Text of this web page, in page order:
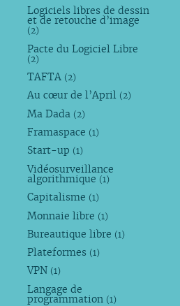
Logiciels libres de dessin
et de retouche d’image
(2)
Pacte du Logiciel Libre
(2)
TAFTA (2)
Au cœur de l’April (2)
Ma Dada (2)
Framaspace (1)
Start-up (1)
Vidéosurveillance
algorithmique (1)
Capitalisme (1)
Monnaie libre (1)
Bureautique libre (1)
Plateformes (1)
VPN (1)
Langage de
programmation (1)